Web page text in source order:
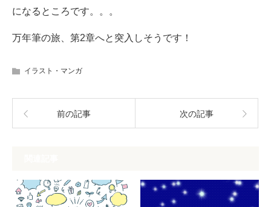
になるところです。。。
万年筆の旅、第2章へと突入しそうです！
イラスト・マンガ
前の記事 次の記事